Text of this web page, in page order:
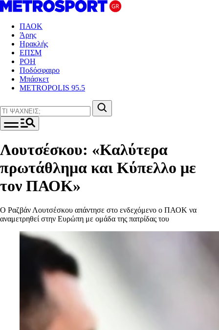
ΠΑΟΚ
Άρης
Ηρακλής
ΕΠΣΜ
ΡΟΗ
Ποδόσφαιρο
Μπάσκετ
METROPOLIS 95.5
Λουτσέσκου: «Καλύτερα
πρωτάθλημα και Κύπελλο με
τον ΠΑΟΚ»
Ο Ραζβάν Λουτσέσκου απάντησε στο ενδεχόμενο ο ΠΑΟΚ να
αναμετρηθεί στην Ευρώπη με ομάδα της πατρίδας του